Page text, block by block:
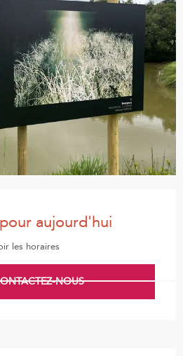
aujourd'hui
les horaires
NOUS